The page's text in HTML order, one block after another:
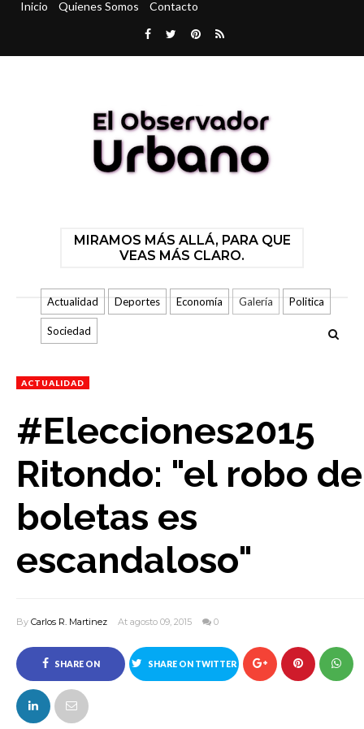
Inicio Quienes Somos Contacto
MIRAMOS MÁS ALLÁ, PARA QUE
VEAS MÁS CLARO.
Actualidad Deportes Economía Galería Politica
Sociedad
ACTUALIDAD
#Elecciones2015
Ritondo: "el robo de
boletas es
escandaloso"
By Carlos R. Martinez At agosto 09, 2015 0
SHARE ON
FACEBOOK
SHARE ON TWITTER